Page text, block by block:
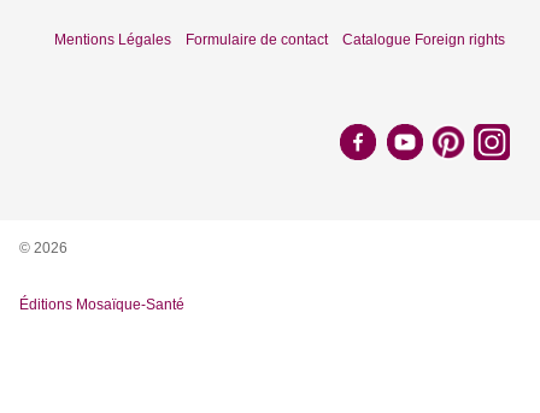
Mentions Légales Formulaire de contact Catalogue Foreign rights
© 2026
Éditions Mosaïque-Santé